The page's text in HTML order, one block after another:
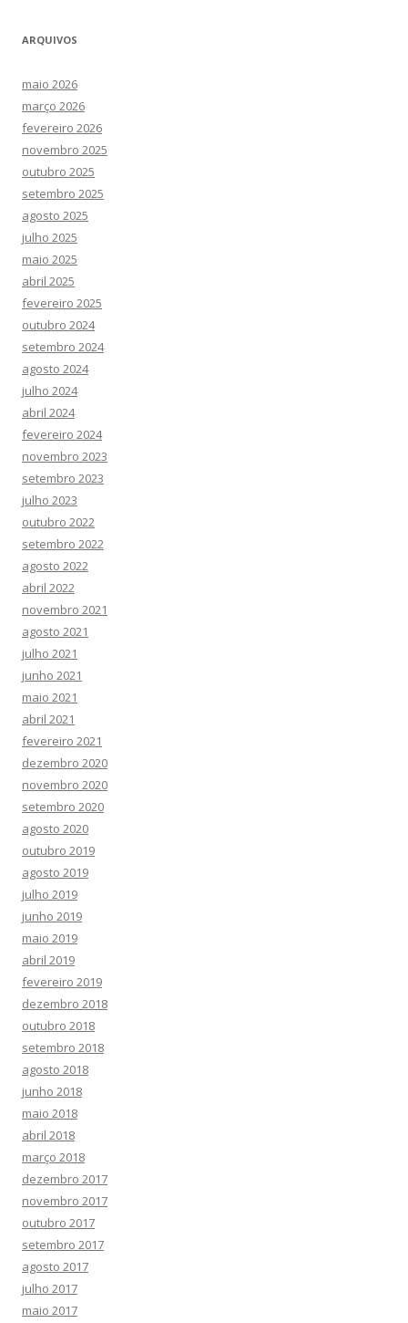
ARQUIVOS
maio 2026
março 2026
fevereiro 2026
novembro 2025
outubro 2025
setembro 2025
agosto 2025
julho 2025
maio 2025
abril 2025
fevereiro 2025
outubro 2024
setembro 2024
agosto 2024
julho 2024
abril 2024
fevereiro 2024
novembro 2023
setembro 2023
julho 2023
outubro 2022
setembro 2022
agosto 2022
abril 2022
novembro 2021
agosto 2021
julho 2021
junho 2021
maio 2021
abril 2021
fevereiro 2021
dezembro 2020
novembro 2020
setembro 2020
agosto 2020
outubro 2019
agosto 2019
julho 2019
junho 2019
maio 2019
abril 2019
fevereiro 2019
dezembro 2018
outubro 2018
setembro 2018
agosto 2018
junho 2018
maio 2018
abril 2018
março 2018
dezembro 2017
novembro 2017
outubro 2017
setembro 2017
agosto 2017
julho 2017
maio 2017